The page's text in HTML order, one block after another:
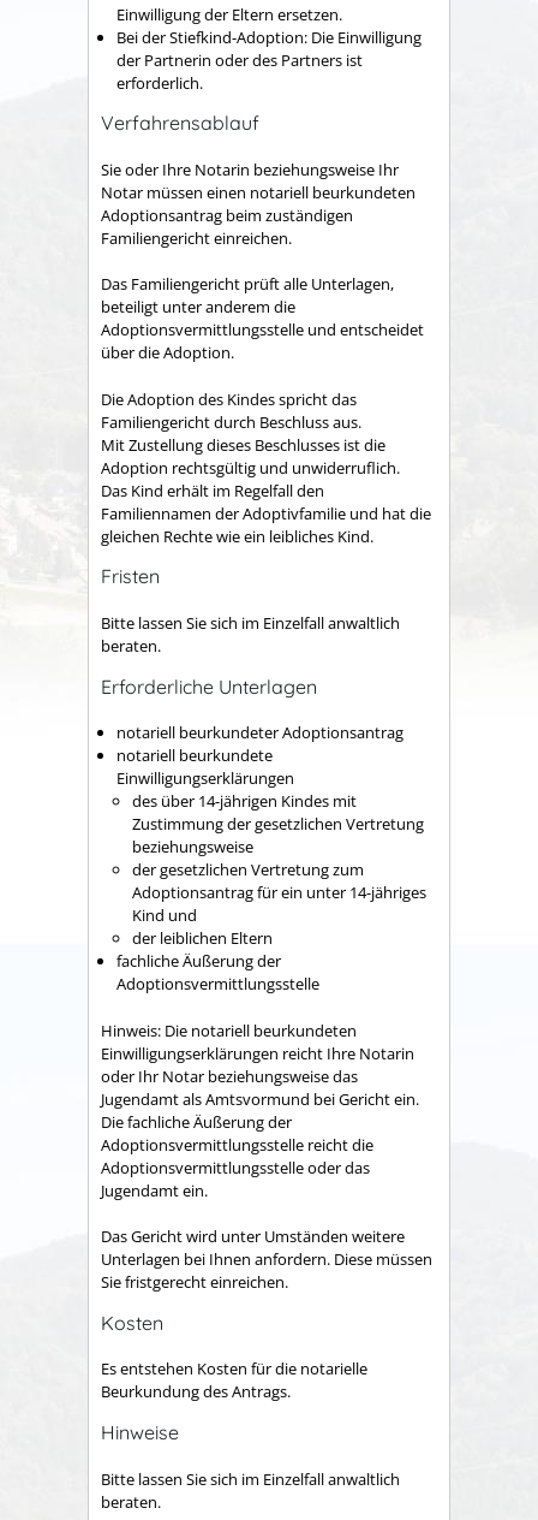
Einwilligung der Eltern ersetzen.
Bei der Stiefkind-Adoption: Die Einwilligung
der Partnerin oder des Partners ist
erforderlich.
Verfahrensablauf
Sie oder Ihre Notarin beziehungsweise Ihr
Notar müssen einen notariell beurkundeten
Adoptionsantrag beim zuständigen
Familiengericht einreichen.
Das Familiengericht prüft alle Unterlagen,
beteiligt unter anderem die
Adoptionsvermittlungsstelle und entscheidet
über die Adoption.
Die Adoption des Kindes spricht das
Familiengericht durch Beschluss aus.
Mit Zustellung dieses Beschlusses ist die
Adoption rechtsgültig und unwiderruflich.
Das Kind erhält im Regelfall den
Familiennamen der Adoptivfamilie und hat die
gleichen Rechte wie ein leibliches Kind.
Fristen
Bitte lassen Sie sich im Einzelfall anwaltlich
beraten.
Erforderliche Unterlagen
notariell beurkundeter Adoptionsantrag
notariell beurkundete
Einwilligungserklärungen
des über 14-jährigen Kindes mit
Zustimmung der gesetzlichen Vertretung
beziehungsweise
der gesetzlichen Vertretung zum
Adoptionsantrag für ein unter 14-jähriges
Kind und
der leiblichen Eltern
fachliche Äußerung der
Adoptionsvermittlungsstelle
Hinweis: Die notariell beurkundeten
Einwilligungserklärungen reicht Ihre Notarin
oder Ihr Notar beziehungsweise das
Jugendamt als Amtsvormund bei Gericht ein.
Die fachliche Äußerung der
Adoptionsvermittlungsstelle reicht die
Adoptionsvermittlungsstelle oder das
Jugendamt ein.
Das Gericht wird unter Umständen weitere
Unterlagen bei Ihnen anfordern. Diese müssen
Sie fristgerecht einreichen.
Kosten
Es entstehen Kosten für die notarielle
Beurkundung des Antrags.
Hinweise
Bitte lassen Sie sich im Einzelfall anwaltlich
beraten.